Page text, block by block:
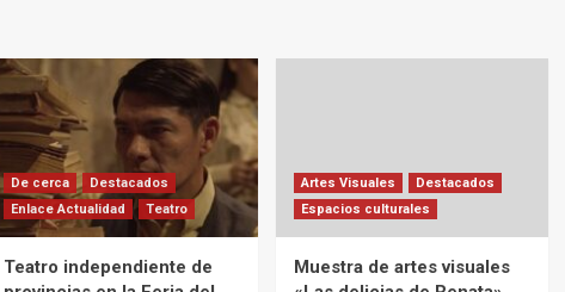
De cerca
Destacados
Enlace Actualidad
Teatro
Teatro independiente de
Artes Visuales
Destacados
Espacios culturales
Muestra de artes visuales